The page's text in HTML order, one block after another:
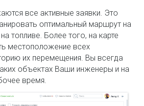
все активные заявки. Это
оптимальный маршрут на
топливе. Более того, на карте
местоположение всех
их перемещения. Вы всегда
объектах Ваши инженеры и на
время.